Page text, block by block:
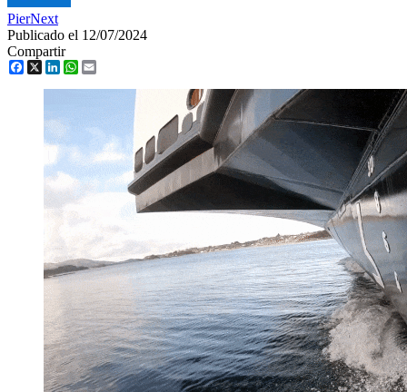
PierNext
Publicado el 12/07/2024
Compartir
Facebook
X LinkedInWhatsApp